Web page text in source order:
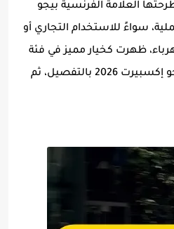
التي طرحتها العلامة الفرنسية بيجو
سواءً للاستخدام التجاري أو
ظهرت كخيار مميز في فئة
الفانات متوسطة الحجم. في هذا المقال، سنستعرض سويًا مزايا وعيوب بيجو إكسبيرت 2026 بالتفصيل، ثم